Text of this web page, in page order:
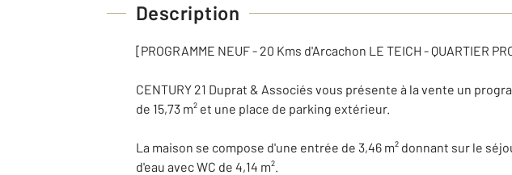
Description
[PROGRAMME NEUF - 20 Kms d'Arcachon LE TEICH - QUARTIER
CENTURY 21 Duprat & Associés vous présente à la vente un
de 15,73 m² et une place de parking extérieur.
La maison se compose d'une entrée de 3,46 m² donnant sur le
d'eau avec WC de 4,14 m².